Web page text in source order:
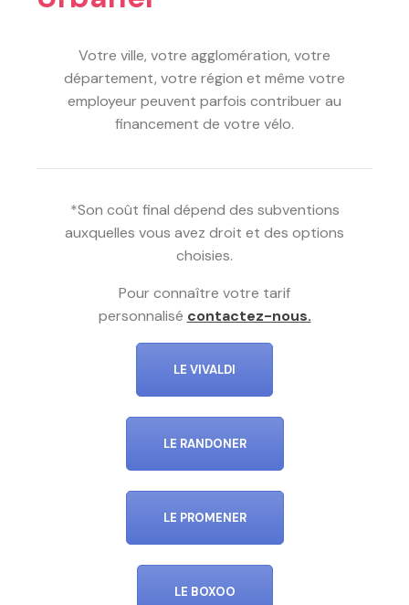
Votre ville, votre agglomération, votre
département, votre région et même votre
employeur peuvent parfois contribuer au
financement de votre vélo.
*Son coût final dépend des subventions
auxquelles vous avez droit et des options
choisies.
Pour connaître votre tarif
personnalisé contactez-nous.
LE VIVALDI
LE RANDONER
LE PROMENER
LE BOXOO